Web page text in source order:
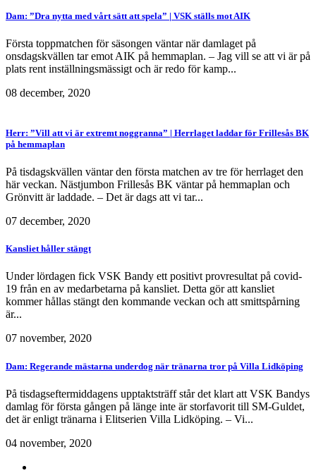
Dam: ”Dra nytta med vårt sätt att spela” | VSK ställs mot AIK
Första toppmatchen för säsongen väntar när damlaget på
onsdagskvällen tar emot AIK på hemmaplan. – Jag vill se att vi är på
plats rent inställningsmässigt och är redo för kamp...
08 december, 2020
Herr: ”Vill att vi är extremt noggranna” | Herrlaget laddar för Frillesås BK
på hemmaplan
På tisdagskvällen väntar den första matchen av tre för herrlaget den
här veckan. Nästjumbon Frillesås BK väntar på hemmaplan och
Grönvitt är laddade. – Det är dags att vi tar...
07 december, 2020
Kansliet håller stängt
Under lördagen fick VSK Bandy ett positivt provresultat på covid-
19 från en av medarbetarna på kansliet. Detta gör att kansliet
kommer hållas stängt den kommande veckan och att smittspårning
är...
07 november, 2020
Dam: Regerande mästarna underdog när tränarna tror på Villa Lidköping
På tisdagseftermiddagens upptaktsträff står det klart att VSK Bandys
damlag för första gången på länge inte är storfavorit till SM-Guldet,
det är enligt tränarna i Elitserien Villa Lidköping. – Vi...
04 november, 2020